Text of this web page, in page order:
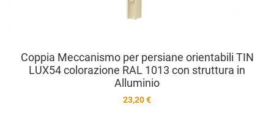
Coppia Meccanismo per persiane orientabili TIN
LUX54 colorazione RAL 1013 con struttura in
Alluminio
23,20 €